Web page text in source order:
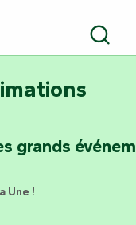
Se la couler
barque dans le
la
grands
Une !
en
!